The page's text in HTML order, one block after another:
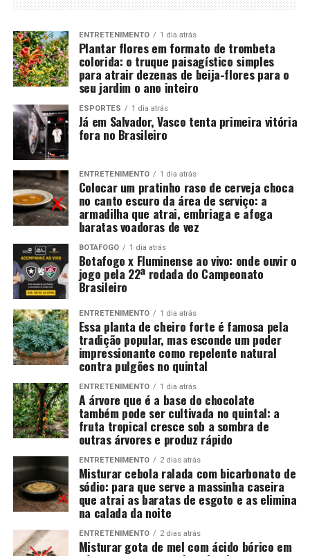
ENTRETENIMENTO 1 dia atrás
Plantar flores em formato de trombeta
colorida: o truque paisagístico simples
para atrair dezenas de beija-flores para o
seu jardim o ano inteiro
ESPORTES 1 dia atrás
Já em Salvador, Vasco tenta primeira vitória
fora no Brasileiro
ENTRETENIMENTO 1 dia atrás
Colocar um pratinho raso de cerveja choca
no canto escuro da área de serviço: a
armadilha que atrai, embriaga e afoga
baratas voadoras de vez
BOTAFOGO 1 dia atrás
Botafogo x Fluminense ao vivo: onde ouvir o
jogo pela 22ª rodada do Campeonato
Brasileiro
ENTRETENIMENTO 1 dia atrás
Essa planta de cheiro forte é famosa pela
tradição popular, mas esconde um poder
impressionante como repelente natural
contra pulgões no quintal
ENTRETENIMENTO 1 dia atrás
A árvore que é a base do chocolate
também pode ser cultivada no quintal: a
fruta tropical cresce sob a sombra de
outras árvores e produz rápido
ENTRETENIMENTO 2 dias atrás
Misturar cebola ralada com bicarbonato de
sódio: para que serve a massinha caseira
que atrai as baratas de esgoto e as elimina
na calada da noite
ENTRETENIMENTO 2 dias atrás
Misturar gota de mel com ácido bórico em